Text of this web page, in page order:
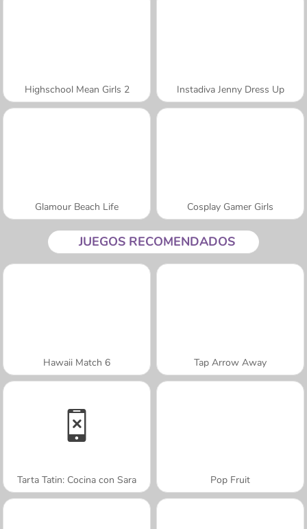
Highschool Mean Girls 2 Instadiva Jenny Dress Up
Glamour Beach Life Cosplay Gamer Girls
JUEGOS RECOMENDADOS
Hawaii Match 6 Tap Arrow Away
Tarta Tatin: Cocina con Sara Pop Fruit